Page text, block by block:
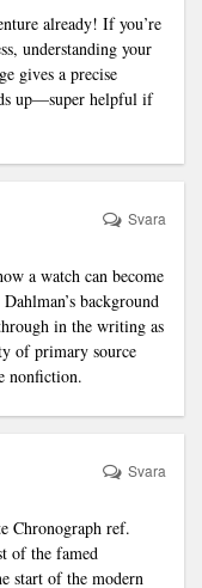
already! If you’re
understanding your
gives a precise
up—super helpful if
a watch can become
background
in the writing as
of primary source
nonfiction.
Svara
Chronograph ref.
of the famed
start of the modern
Svara